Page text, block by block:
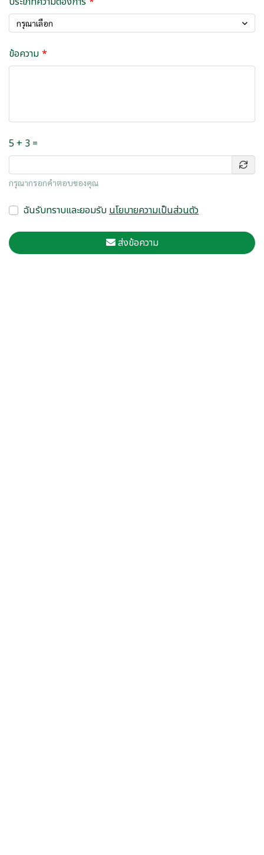
กรุณาเลือก
ข้อความ
5 + 3 =
กรุณากรอกคำตอบของคุณ
ฉันรับทราบและยอมรับนโยบายความเป็นส่วนตัว
ส่งข้อความ